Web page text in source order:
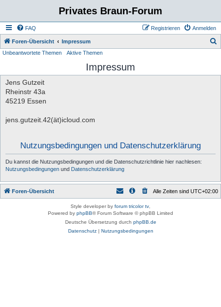
Privates Braun-Forum
FAQ Anmelden
Registrieren
Foren-Übersicht Impressum
h
Unbeantwortete Themen Aktive Themen
Impressum
Jens Gutzeit
Rheinstr 43a
45219 Essen
jens.gutzeit.42(ät)icloud.com
Nutzungsbedingungen und Datenschutzerklärung
Du kannst die Nutzungsbedingungen und die Datenschutzrichtlinie hier nachlesen:
Nutzungsbedingungen und Datenschutzerklärung
Foren-Übersicht Alle Zeiten sind UTC+02:00
Style developer by forum tricolor tv
Powered by phpBB® Forum Software © phpBB Limited
Deutsche Übersetzung durch phpBB.de
Datenschutz| Nutzungsbedingungen